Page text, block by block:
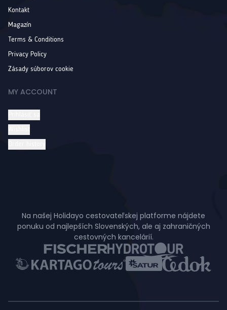
Kontakt
Magazín
Terms & Conditions
Privacy Policy
Zásady súborov cookie
MY ACCOUNT
Na našej Holidayo cestovateľskej platforme nájdete
ponuku od najlepších Slovenských, ale aj zahraničných
cestovných kancelárií.